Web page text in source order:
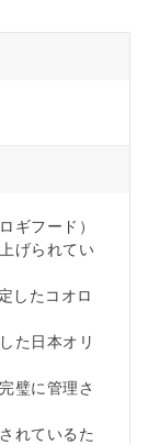
ギフード）
げられてい
したコオロ
た日本オリ
璧に管理さ
れているた